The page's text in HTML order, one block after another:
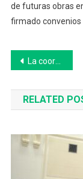
de futuras obras
firmado
de
entradas
La coordinadora de la 4° Región del Ministerio de las Mujeres, Políticas de Género y Diversidad de la provincia estuvo hoy en Chivilcoy
RELATED